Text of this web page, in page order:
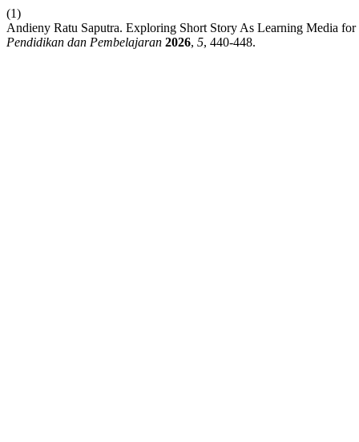
(1)
Andieny Ratu Saputra. Exploring Short Story As Learning Media
Pendidikan dan Pembelajaran 2026, 5, 440-448.